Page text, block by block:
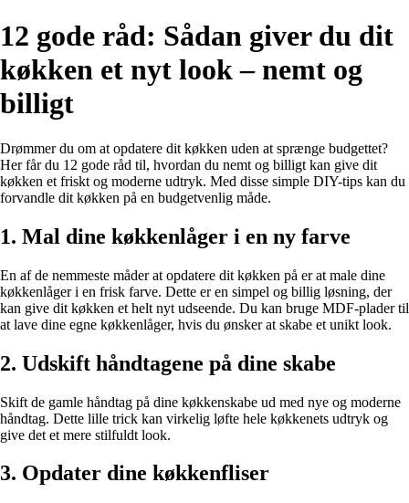
12 gode råd: Sådan giver du dit
køkken et nyt look – nemt og
billigt
Drømmer du om at opdatere dit køkken uden at sprænge budgettet?
Her får du 12 gode råd til, hvordan du nemt og billigt kan give dit
køkken et friskt og moderne udtryk. Med disse simple DIY-tips kan du
forvandle dit køkken på en budgetvenlig måde.
1. Mal dine køkkenlåger i en ny farve
En af de nemmeste måder at opdatere dit køkken på er at male dine
køkkenlåger i en frisk farve. Dette er en simpel og billig løsning, der
kan give dit køkken et helt nyt udseende. Du kan bruge MDF-plader til
at lave dine egne køkkenlåger, hvis du ønsker at skabe et unikt look.
2. Udskift håndtagene på dine skabe
Skift de gamle håndtag på dine køkkenskabe ud med nye og moderne
håndtag. Dette lille trick kan virkelig løfte hele køkkenets udtryk og
give det et mere stilfuldt look.
3. Opdater dine køkkenfliser